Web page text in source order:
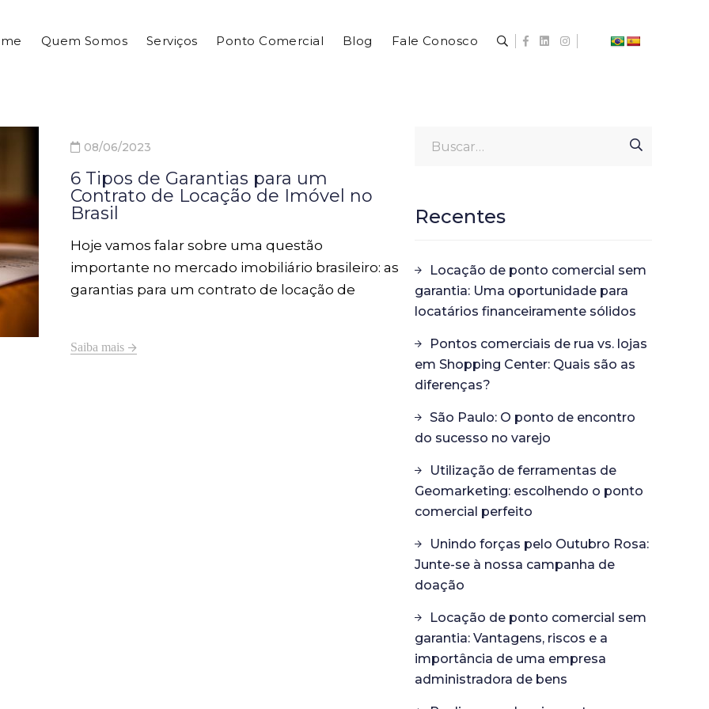
Quem Somos Serviços Ponto Comercial Blog Fale Conosco
08/06/2023
6 Tipos de Garantias para um
Contrato de Locação de Imóvel no
Brasil
Hoje vamos falar sobre uma questão
importante no mercado imobiliário brasileiro: as
garantias para um contrato de locação de
Saiba mais
Recentes
Locação de ponto comercial sem
garantia: Uma oportunidade para
locatários financeiramente sólidos
Pontos comerciais de rua vs. lojas
em Shopping Center: Quais são as
diferenças?
São Paulo: O ponto de encontro
do sucesso no varejo
Utilização de ferramentas de
Geomarketing: escolhendo o ponto
comercial perfeito
Unindo forças pelo Outubro Rosa:
Junte-se à nossa campanha de
doação
Locação de ponto comercial sem
garantia: Vantagens, riscos e a
importância de uma empresa
administradora de bens